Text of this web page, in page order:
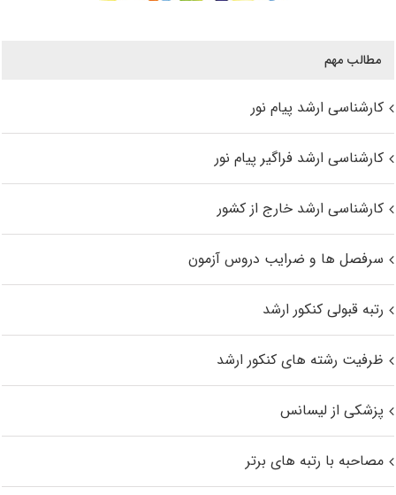
مطالب مهم
کارشناسی ارشد پیام نور
کارشناسی ارشد فراگیر پیام نور
کارشناسی ارشد خارج از کشور
سرفصل ها و ضرایب دروس آزمون
رتبه قبولی کنکور ارشد
ظرفیت رشته های کنکور ارشد
پزشکی از لیسانس
مصاحبه با رتبه های برتر